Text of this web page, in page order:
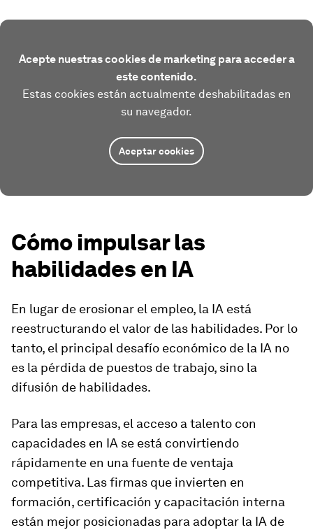
Acepte nuestras cookies de marketing para acceder a
este contenido.
Estas cookies están actualmente deshabilitadas en
su navegador.
Aceptar cookies
Cómo impulsar las
habilidades en IA
En lugar de erosionar el empleo, la IA está
reestructurando el valor de las habilidades. Por lo
tanto, el principal desafío económico de la IA no
es la pérdida de puestos de trabajo, sino la
difusión de habilidades.
Para las empresas, el acceso a talento con
capacidades en IA se está convirtiendo
rápidamente en una fuente de ventaja
competitiva. Las firmas que invierten en
formación, certificación y capacitación interna
están mejor posicionadas para adoptar la IA de